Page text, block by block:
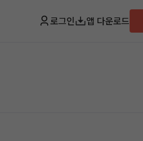
로그인 앱 다운로드